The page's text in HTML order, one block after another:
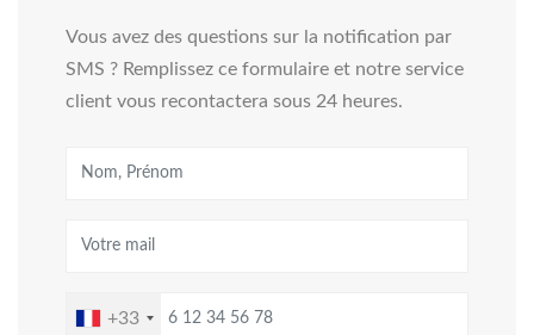
Vous avez des questions sur la notification par
SMS ? Remplissez ce formulaire et notre service
client vous recontactera sous 24 heures.
+33